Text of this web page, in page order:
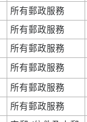
所有郵政服務
所有郵政服務
所有郵政服務
所有郵政服務
所有郵政服務
所有郵政服務